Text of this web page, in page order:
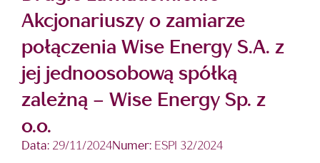
Akcjonariuszy o zamiarze
połączenia Wise Energy S.A. z
jej jednoosobową spółką
zależną – Wise Energy Sp. z
o.o.
Data: 29/11/2024Numer: ESPI 32/2024